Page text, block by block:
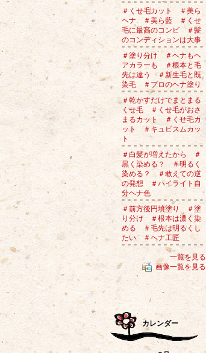
＃くせ毛カット ＃美ら
ヘナ ＃美ら藍 ＃くせ
毛に最高のコンビ ＃髪
のコンディションは大事
＃塗り分け ＃ヘナもヘ
アカラーも ＃根本と毛
先は違う ＃新生毛と既
染毛 ＃プロのヘナ塗り
＃乾かすだけでまとまる
くせ毛 ＃くせ毛がおさ
まるカット ＃くせ毛カ
ット ＃キュビスムカッ
ト
＃白髪が増えたから ＃
黒く染める？ ＃明るく
染める？ ＃敢えての逆
の発想 ＃ハイライト自
分ヘナ色
＃前方後円墳塗り ＃塗
り分け ＃根本は濃く染
める ＃毛先は明るくし
たい ＃ヘナ工匠
一覧を見る
画像一覧を見る
カレンダー